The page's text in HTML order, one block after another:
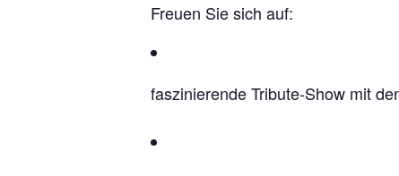
Freuen Sie sich auf:
faszinierende Tribute-Show mit